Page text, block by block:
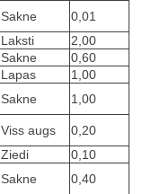
Sakne
0,01
Laksti
2,00
Sakne
0,60
Lapas
1,00
Sakne 1,00
Viss augs
0,20
Ziedi
0,10
Sakne
0,40